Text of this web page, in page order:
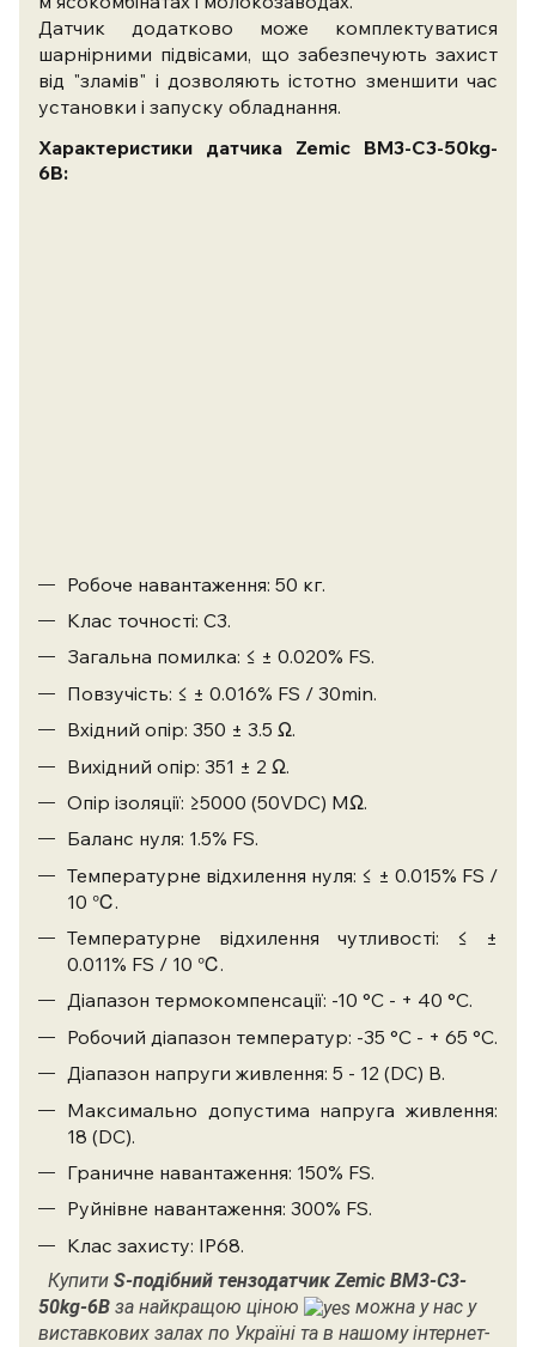
Датчик додатково може комплектуватися
шарнірними підвісами, що забезпечують захист
від "зламів" і дозволяють істотно зменшити час
установки і запуску обладнання.
Характеристики датчика Zemic BM3-C3-50kg-
6B:
Робоче навантаження: 50 кг.
Клас точності: C3.
Загальна помилка: ≤ ± 0.020% FS.
Повзучість: ≤ ± 0.016% FS / 30min.
Вхідний опір: 350 ± 3.5 Ω.
Вихідний опір: 351 ± 2 Ω.
Опір ізоляції: ≥5000 (50VDC) MΩ.
Баланс нуля: 1.5% FS.
Температурне відхилення нуля: ≤ ± 0.015% FS /
10 ℃.
Температурне відхилення чутливості: ≤ ±
0.011% FS / 10 ℃.
Діапазон термокомпенсації: -10 °С - + 40 °С.
Робочий діапазон температур: -35 °С - + 65 °С.
Діапазон напруги живлення: 5 - 12 (DC) В.
Максимально допустима напруга живлення:
18 (DC).
Граничне навантаження: 150% FS.
Руйнівне навантаження: 300% FS.
Клас захисту: IP68.
Купити S-подібний тензодатчик Zemic BM3-C3-
50kg-6B за найкращою ціною
можна у нас у
виставкових залах по Україні та в нашому інтернет-